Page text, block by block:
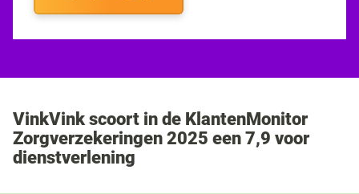
VinkVink scoort in de KlantenMonitor
Zorgverzekeringen 2025 een 7,9 voor
dienstverlening